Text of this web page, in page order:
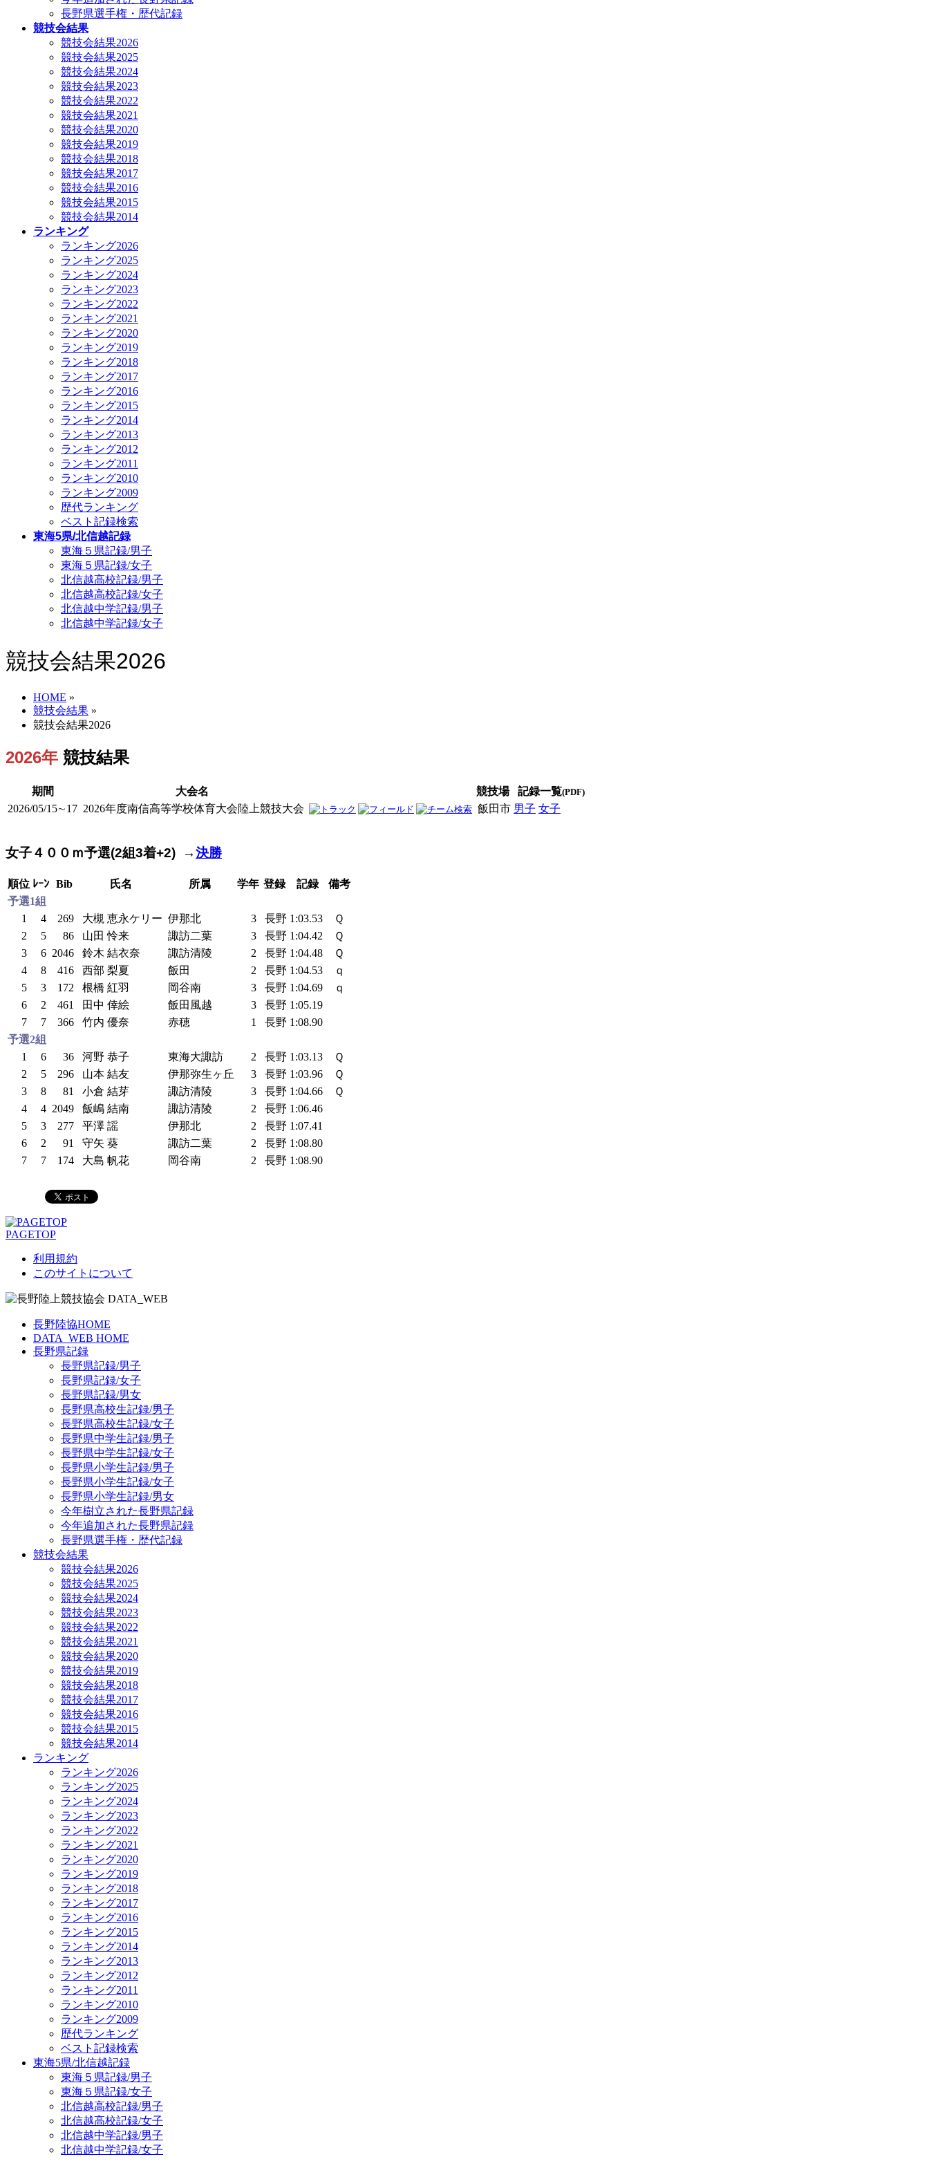
長野県選手権・歴代記録
競技会結果
競技会結果2026
競技会結果2025
競技会結果2024
競技会結果2023
競技会結果2022
競技会結果2021
競技会結果2020
競技会結果2019
競技会結果2018
競技会結果2017
競技会結果2016
競技会結果2015
競技会結果2014
ランキング
ランキング2026
ランキング2025
ランキング2024
ランキング2023
ランキング2022
ランキング2021
ランキング2020
ランキング2019
ランキング2018
ランキング2017
ランキング2016
ランキング2015
ランキング2014
ランキング2013
ランキング2012
ランキング2011
ランキング2010
ランキング2009
歴代ランキング
ベスト記録検索
東海5県/北信越記録
東海５県記録/男子
東海５県記録/女子
北信越高校記録/男子
北信越高校記録/女子
北信越中学記録/男子
北信越中学記録/女子
競技会結果2026
HOME »
競技会結果 »
競技会結果2026
2026年 競技結果
期間 大会名 競技場 記録一覧(PDF)
2026/05/15∼17 2026年度南信高等学校体育大会陸上競技大会 飯田市 男子 女子
女子４００ｍ予選(2組3着+2) →決勝
順位 ﾚｰﾝ Bib 氏名 所属 学年 登録 記録
備考
予選1組
1
4 269 大槻 恵永ケリー 伊那北 3 長野 1:03.53
Ｑ
2
5 86 山田 怜来 諏訪二葉 3 長野 1:04.42
Ｑ
3
6 2046 鈴木 結衣奈 諏訪清陵 2 長野 1:04.48
Ｑ
4
8 416 西部 梨夏 飯田 2 長野 1:04.53
ｑ
5
3 172 根橋 紅羽 岡谷南 3 長野 1:04.69
ｑ
6
2 461 田中 倖絵 飯田風越 3 長野 1:05.19
7
7 366 竹内 優奈 赤穂 1 長野 1:08.90
予選2組
1
6 36 河野 恭子 東海大諏訪 2 長野 1:03.13
Ｑ
2
5 296 山本 結友 伊那弥生ヶ丘 3 長野 1:03.96
Ｑ
3
8 81 小倉 結芽 諏訪清陵 3 長野 1:04.66
Ｑ
4
4 2049 飯嶋 結南 諏訪清陵 2 長野 1:06.46
5
3 277 平澤 謡 伊那北 2 長野 1:07.41
6
2 91 守矢 葵 諏訪二葉 2 長野 1:08.80
7
7 174 大島 帆花 岡谷南 2 長野 1:08.90
PAGETOP
利用規約
このサイトについて
長野陸協HOME
DATA_WEB HOME
長野県記録
長野県記録/男子
長野県記録/女子
長野県記録/男女
長野県高校生記録/男子
長野県高校生記録/女子
長野県中学生記録/男子
長野県中学生記録/女子
長野県小学生記録/男子
長野県小学生記録/女子
長野県小学生記録/男女
今年樹立された長野県記録
今年追加された長野県記録
長野県選手権・歴代記録
競技会結果
競技会結果2026
競技会結果2025
競技会結果2024
競技会結果2023
競技会結果2022
競技会結果2021
競技会結果2020
競技会結果2019
競技会結果2018
競技会結果2017
競技会結果2016
競技会結果2015
競技会結果2014
ランキング
ランキング2026
ランキング2025
ランキング2024
ランキング2023
ランキング2022
ランキング2021
ランキング2020
ランキング2019
ランキング2018
ランキング2017
ランキング2016
ランキング2015
ランキング2014
ランキング2013
ランキング2012
ランキング2011
ランキング2010
ランキング2009
歴代ランキング
ベスト記録検索
東海5県/北信越記録
東海５県記録/男子
東海５県記録/女子
北信越高校記録/男子
北信越高校記録/女子
北信越中学記録/男子
北信越中学記録/女子